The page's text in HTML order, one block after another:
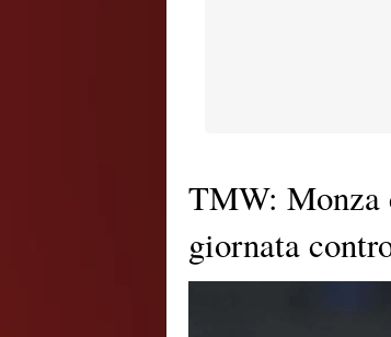
TMW:
giornata